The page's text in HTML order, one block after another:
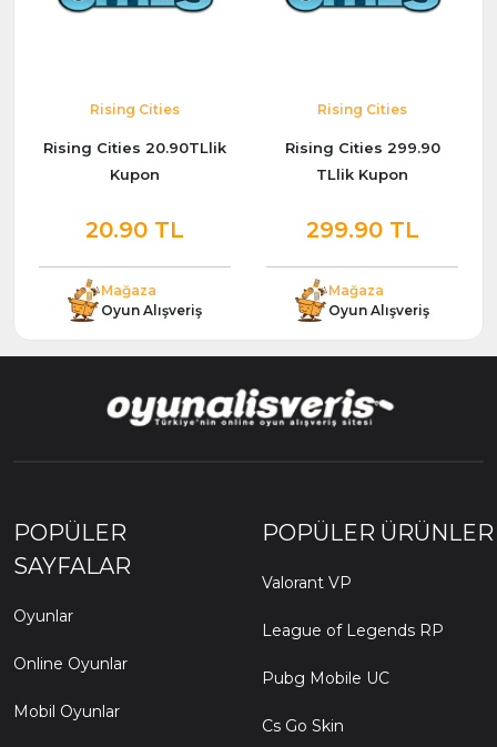
Rising Cities
Rising Cities 20.90TLlik
Kupon
20.90 TL
Mağaza
Oyun Alışveriş
Rising Cities
Rising Cities 299.90
TLlik Kupon
299.90 TL
Mağaza
Oyun Alışveriş
POPÜLER
SAYFALAR
Oyunlar
Online Oyunlar
Mobil Oyunlar
POPÜLER ÜRÜNLER
Valorant VP
League of Legends RP
Pubg Mobile UC
Cs Go Skin